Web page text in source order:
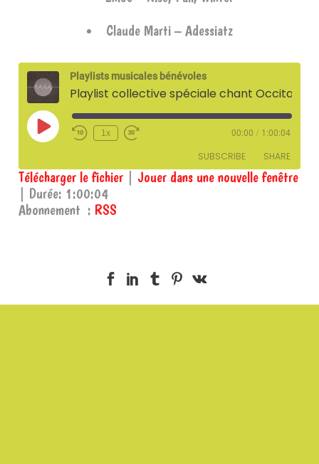
Claude Marti – Adessiatz
Playlists musicales bénévoles
Play
Episode
1x 00:00 / 1:00:04
SUBSCRIBE SHARE
RSS
SHARE
Télécharger le fichier
Jouer dans une nouvelle fenêtre
Durée: 1:00:04
Abonnement : RSS